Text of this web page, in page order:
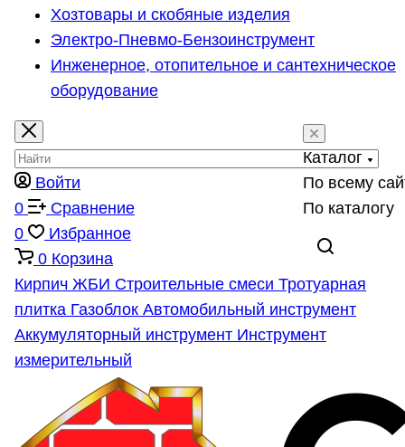
Хозтовары и скобяные изделия
Электро-Пневмо-Бензоинструмент
Инженерное, отопительное и сантехническое
оборудование
Каталог
По всему
По каталогу
Войти
0
Сравнение
0
Избранное
0 Корзина
Кирпич ЖБИ Строительные смеси Тротуарная
плитка Газоблок Автомобильный инструмент
Аккумуляторный инструмент Инструмент
измерительный